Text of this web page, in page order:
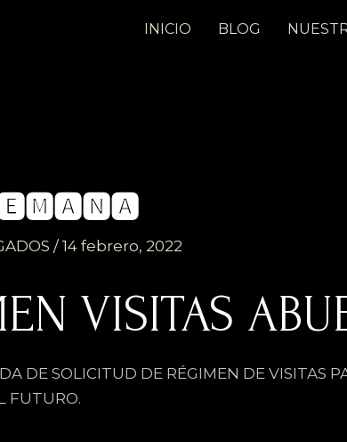
INICIO BLOG
/14 febrero, 2022
VISITAS
DE SOLICITUD DE RÉGIMEN DE VISITAS
FUTURO.